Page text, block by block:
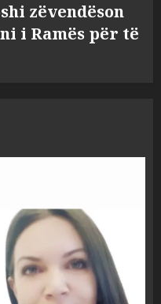
zëvendëson
i Ramës për të